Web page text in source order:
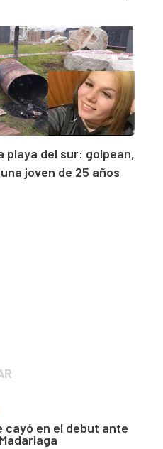
playa del sur: golpean,
joven de 25 años
cayó en el debut ante